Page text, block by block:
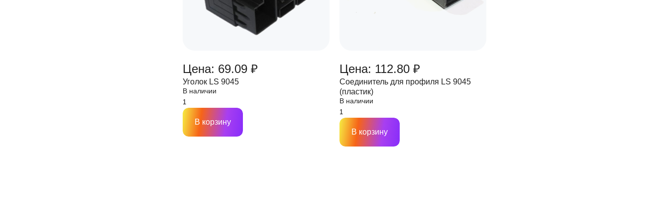
Цена: 69.09 ₽
Уголок LS 9045
В наличии
В корзину
Цена: 112.80 ₽
Соединитель для профиля LS 9045
(пластик)
В наличии
В корзину